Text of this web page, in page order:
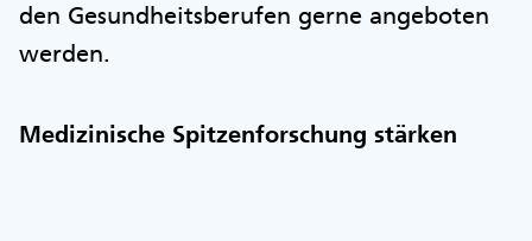
den Gesundheitsberufen gerne angeboten
werden.
Medizinische Spitzenforschung stärken